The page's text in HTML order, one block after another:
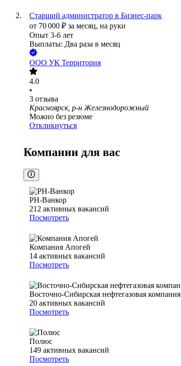
Старший администратор в Бизнес-парк
от 70 000 ₽ за месяц, на руки
Опыт 3-6 лет
Выплаты: Два раза в месяц
ООО УК Территория
4.0
•
3 отзыва
Красноярск, р-н Железнодорожный
Можно без резюме
Откликнуться
Компании для вас
РН-Ванкор
212 активных вакансий
Посмотреть
Компания Апогей
14 активных вакансий
Посмотреть
Восточно-Сибирская нефтегазовая компания
20 активных вакансий
Посмотреть
Полюс
149 активных вакансий
Посмотреть